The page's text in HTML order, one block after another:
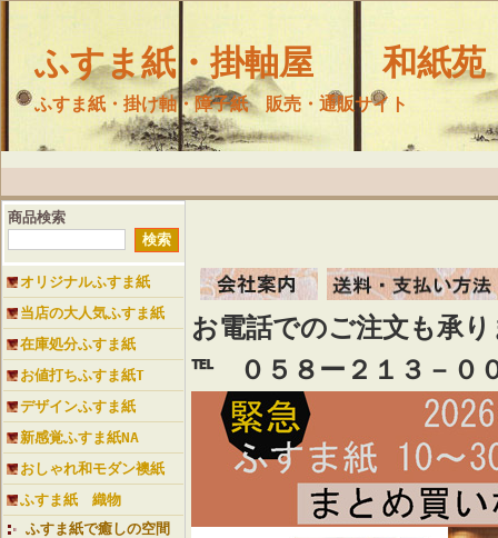
ふすま紙・掛軸屋 和紙苑
ふすま紙・掛け軸・障子紙 販売・通販サイト
商品検索
オリジナルふすま紙
当店の大人気ふすま紙
在庫処分ふすま紙
お値打ちふすま紙T
デザインふすま紙
新感覚ふすま紙NA
おしゃれ和モダン襖紙
ふすま紙 織物
ふすま紙で癒しの空間
お電話でのご注文も承
℡ ０５８ー２１３－０